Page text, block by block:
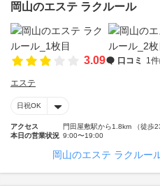
岡山のエステ ラクルール
3.09 口コミ 1件
エステ
日祝OK
アクセス
門田屋敷駅から1.8km （徒歩
本日の営業状況 9:00〜19:00
岡山のエステ ラクルー